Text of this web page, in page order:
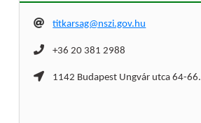
titkarsag@nszi.gov.hu
+36 20 381 2988
1142 Budapest Ungvár utca 64-66.